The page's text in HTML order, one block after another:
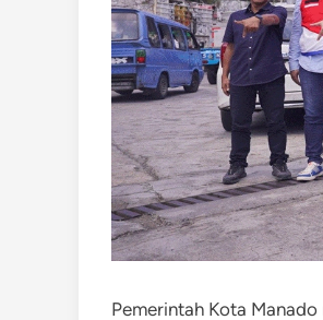
Pemerintah Kota